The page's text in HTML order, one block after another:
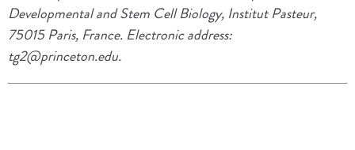
Developmental and Stem Cell Biology, Institut Pasteur,
75015 Paris, France. Electronic address:
tg2@princeton.edu.